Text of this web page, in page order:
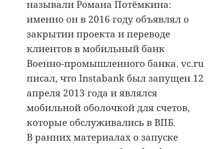
называли Романа Потёмкина:
именно он в 2016 году объявлял о
закрытии проекта и переводе
клиентов в мобильный банк
Военно-промышленного банка. vc.ru
писал, что Instabank был запущен 12
апреля 2013 года и являлся
мобильной оболочкой для счетов,
которые обслуживались в ВПБ.
В ранних материалах о запуске